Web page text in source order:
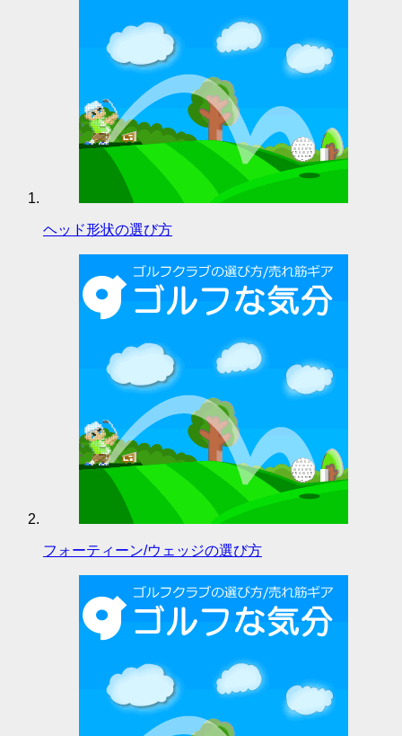
ヘッド形状の選び方
フォーティーン/ウェッジの選び方